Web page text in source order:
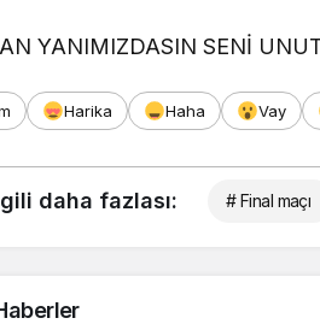
YANIMIZDASIN SENİ
Harika Haha Vay
daha fazlası: # Final maçı